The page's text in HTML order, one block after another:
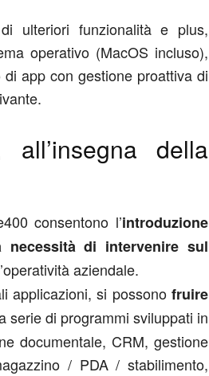
ulteriori funzionalità e plus,
operativo (MacOS incluso),
app con gestione proattiva di
della
consentono l’introduzione
necessità di intervenire sul
aziendale.
applicazioni, si possonofruire
serie di programmi sviluppati in
documentale, CRM, gestione
/ PDA / stabilimento,